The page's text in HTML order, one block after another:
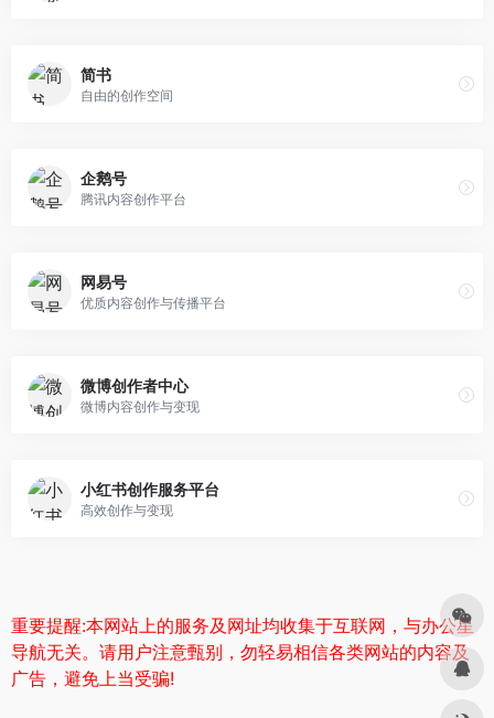
简书
自由的创作空间
企鹅号
腾讯内容创作平台
网易号
优质内容创作与传播平台
微博创作者中心
微博内容创作与变现
小红书创作服务平台
高效创作与变现
重要提醒:本网站上的服务及网址均收集于互联网，与办公星
导航无关。请用户注意甄别，勿轻易相信各类网站的内容及
广告，避免上当受骗!